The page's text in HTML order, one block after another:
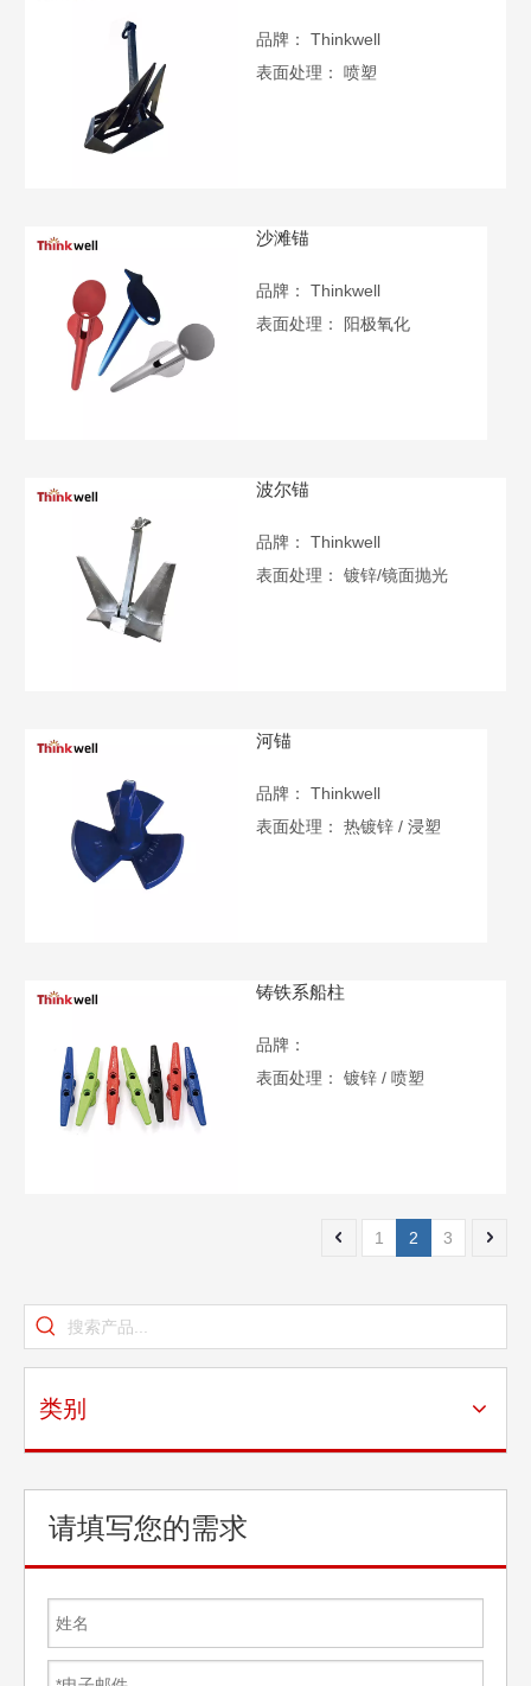
品牌：
Thinkwell
表面处理：
喷塑
沙滩锚
品牌：
Thinkwell
表面处理：
阳极氧化
波尔锚
品牌：
Thinkwell
表面处理：
镀锌/镜面抛光
河锚
品牌：
Thinkwell
表面处理：
热镀锌 / 浸塑
铸铁系船柱
品牌：
表面处理：
镀锌 / 喷塑
1 2 3
类别
请填写您的需求